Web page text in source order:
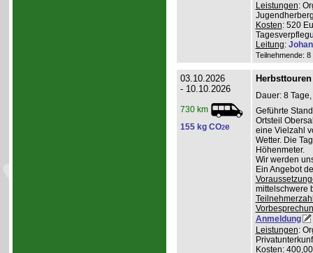
Leistungen:
Kosten: 520
Leitung:
Teilnehmende:
03.10.2026
- 10.10.2026
730 km
155 kg CO2e
Dauer: 8
Geführte
Ortsteil
eine Vielzahl
Wetter. Die
Höhenmeter.
Wir werden
Ein Angebot
mittelschwere
Anmeldung
Leistungen:
Kosten: